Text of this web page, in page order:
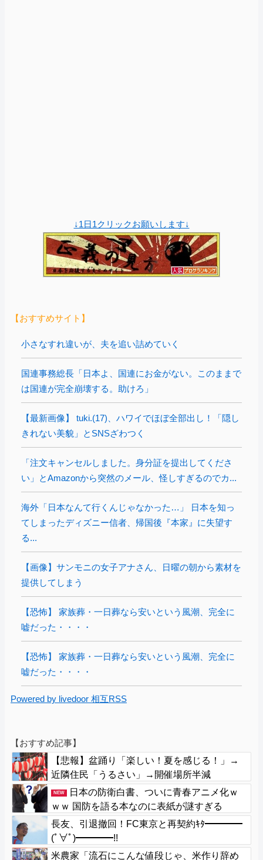
↓1日1クリックお願いします↓
【おすすめサイト】
小さなすれ違いが、夫を追い詰めていく
国連事務総長「日本よ、国連にお金がない。このままで
は国連が完全崩壊する。助けろ」
【最新画像】 tuki.(17)、ハワイでほぼ全部出し！「隠し
きれない美貌」とSNSざわつく
「注文キャンセルしました。身分証を提出してくださ
い」とAmazonから突然のメール、怪しすぎるのでカ...
海外「日本なんて行くんじゃなかった…」 日本を知っ
てしまったディズニー信者、帰国後『本家』に失望す
る...
【画像】サンモニの女子アナさん、日曜の朝から素材を
提供してしまう
【恐怖】 家族葬・一日葬なら安いという風潮、完全に
嘘だった・・・・
【恐怖】 家族葬・一日葬なら安いという風潮、完全に
嘘だった・・・・
Powered by livedoor 相互RSS
【おすすめ記事】
【悲報】盆踊り「楽しい！夏を感じる！」→
近隣住民「うるさい」→開催場所半減
NEW
日本の防衛白書、ついに青春アニメ化ｗ
ｗｗ 国防を語る本なのに表紙が謎すぎる
長友、引退撤回！FC東京と再契約ｷﾀ━━━━
(ﾟ∀ﾟ)━━━━!!
米農家「流石にこんな値段じゃ、米作り辞め